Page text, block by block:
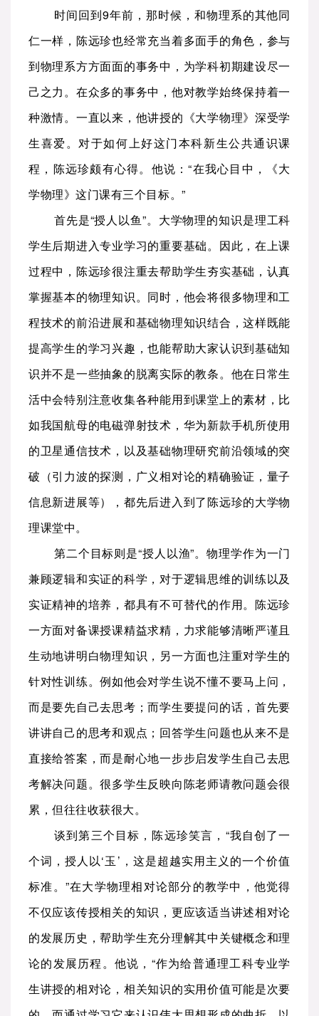
时间回到9年前，那时候，和物理系的其他同
仁一样，陈远珍也经常充当着多面手的角色，参与
到物理系方方面面的事务中，为学科初期建设尽一
己之力。在众多的事务中，他对教学始终保持着一
种激情。一直以来，他讲授的《大学物理》深受学
生喜爱。对于如何上好这门本科新生公共通识课
程，陈远珍颇有心得。他说：“在我心目中，《大
学物理》这门课有三个目标。”
首先是“授人以鱼”。大学物理的知识是理工科
学生后期进入专业学习的重要基础。因此，在上课
过程中，陈远珍很注重去帮助学生夯实基础，认真
掌握基本的物理知识。同时，他会将很多物理和工
程技术的前沿进展和基础物理知识结合，这样既能
提高学生的学习兴趣，也能帮助大家认识到基础知
识并不是一些抽象的脱离实际的教条。他在日常生
活中会特别注意收集各种能用到课堂上的素材，比
如我国航母的电磁弹射技术，华为新款手机所使用
的卫星通信技术，以及基础物理研究前沿领域的突
破（引力波的探测，广义相对论的精确验证，量子
信息新进展等），都先后进入到了陈远珍的大学物
理课堂中。
第二个目标则是“授人以渔”。物理学作为一门
兼顾逻辑和实证的科学，对于逻辑思维的训练以及
实证精神的培养，都具有不可替代的作用。陈远珍
一方面对备课授课精益求精，力求能够清晰严谨且
生动地讲明白物理知识，另一方面也注重对学生的
针对性训练。例如他会对学生说不懂不要马上问，
而是要先自己去思考；而学生要提问的话，首先要
讲讲自己的思考和观点；回答学生问题也从来不是
直接给答案，而是耐心地一步步启发学生自己去思
考解决问题。很多学生反映向陈老师请教问题会很
累，但往往收获很大。
谈到第三个目标，陈远珍笑言，“我自创了一
个词，授人以‘玉’，这是超越实用主义的一个价值
标准。”在大学物理相对论部分的教学中，他觉得
不仅应该传授相关的知识，更应该适当讲述相对论
的发展历史，帮助学生充分理解其中关键概念和理
论的发展历程。他说，“作为给普通理工科专业学
生讲授的相对论，相关知识的实用价值可能是次要